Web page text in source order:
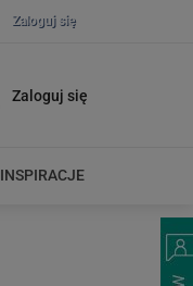
Zaloguj się
Zaloguj się
INSPIRACJE